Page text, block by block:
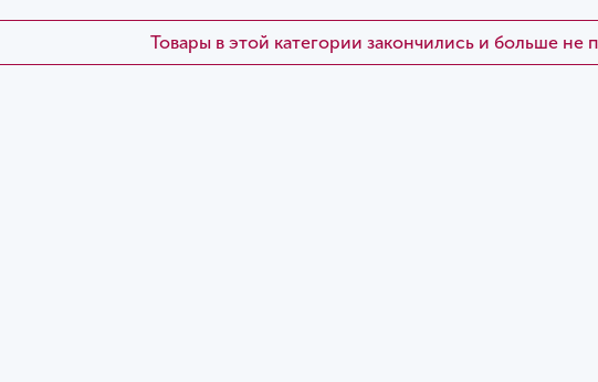
Товары в этой категории закончились и больше не